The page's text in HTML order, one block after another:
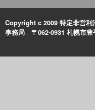
Copyright c 2009 特定非営
事務局 〒062-0931 札幌市豊